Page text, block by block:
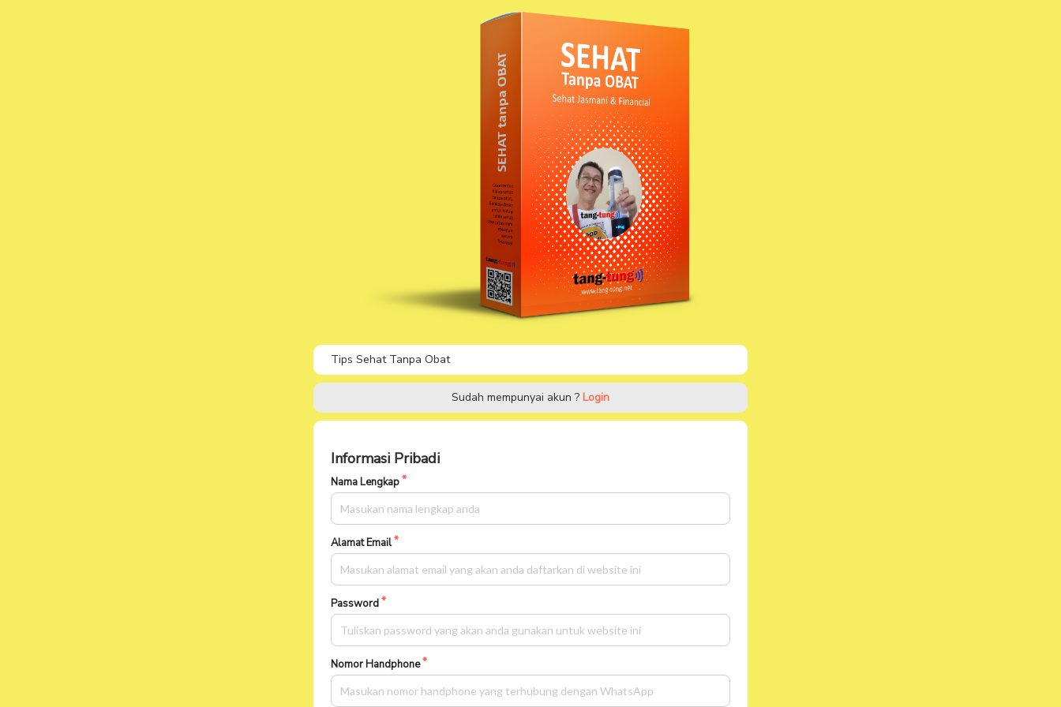
Tips Sehat Tanpa Obat
Sudah mempunyai akun ? Login
Informasi Pribadi
Nama Lengkap
Alamat Email
Password
Nomor Handphone